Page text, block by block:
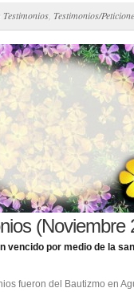
Testimonios Testimonios/
(Noviembre
vencido por medio de la
fueron del Bautizmo en